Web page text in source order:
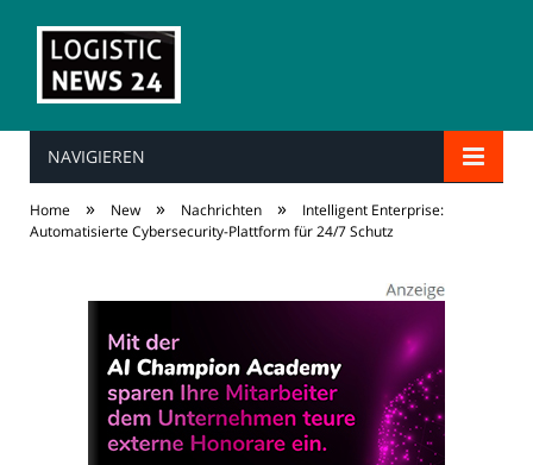
NAVIGIEREN
Home » New » Nachrichten »
Intelligent Enterprise:
Automatisierte Cybersecurity-Plattform für 24/7 Schutz